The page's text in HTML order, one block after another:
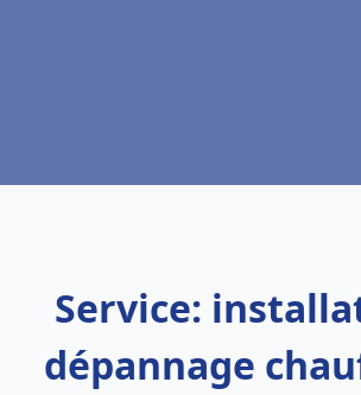
Service:
dépannage